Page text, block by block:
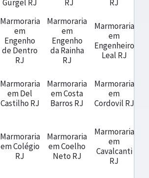
Gurgel RJ RJ RJ
Marmoraria
em
Engenho
de Dentro
RJ
Marmoraria
em
Engenho
da Rainha
RJ
Marmoraria
em
Engenheiro
Leal RJ
Marmoraria
em Del
Castilho RJ
Marmoraria
em Costa
Barros RJ
Marmoraria
em
Cordovil RJ
Marmoraria
em Colégio
RJ
Marmoraria
em Coelho
Neto RJ
Marmoraria
em
Cavalcanti
RJ